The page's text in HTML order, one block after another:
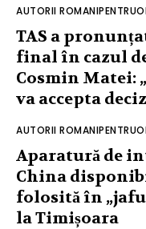
AUTORII
TAS a
final în cazul
Cosmin Matei:
va accepta
AUTORII
Aparatură de
China
folosită în
la Timișoara